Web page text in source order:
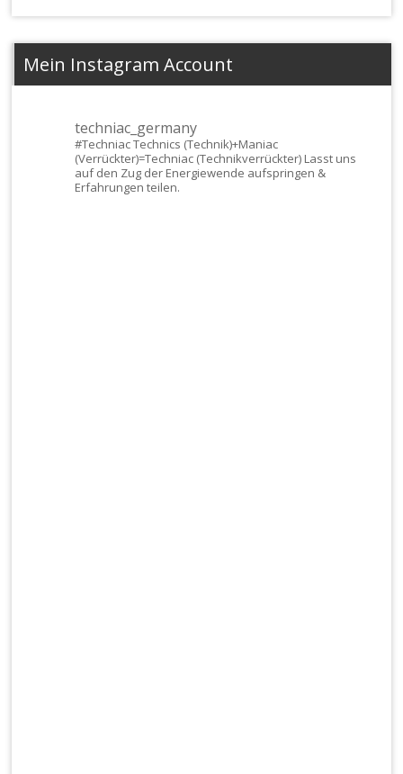
Mein Instagram Account
techniac_germany
#TechniacTechnics (Technik)+Maniac
(Verrückter)=Techniac (Technikverrückter) Lasst uns
auf den Zug der Energiewende aufspringen &
Erfahrungen teilen.